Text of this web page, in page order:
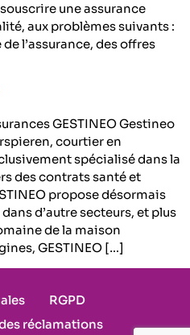
une assurance
aux problèmes suivants :
l’assurance, des offres
GESTINEO Gestineo
courtier en
spécialisé dans la
des contrats santé et
propose désormais
d’autre secteurs, et plus
de la maison
GESTINEO […]
RGPD
réclamations